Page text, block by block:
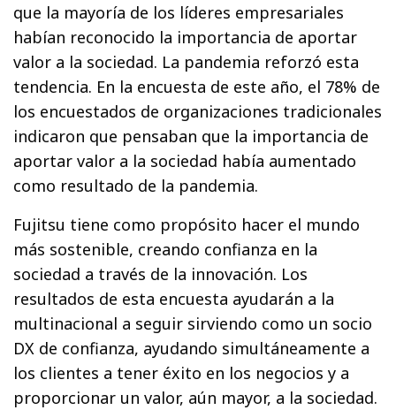
que la mayoría de los líderes empresariales
habían reconocido la importancia de aportar
valor a la sociedad. La pandemia reforzó esta
tendencia. En la encuesta de este año, el 78% de
los encuestados de organizaciones tradicionales
indicaron que pensaban que la importancia de
aportar valor a la sociedad había aumentado
como resultado de la pandemia.
Fujitsu tiene como propósito hacer el mundo
más sostenible, creando confianza en la
sociedad a través de la innovación. Los
resultados de esta encuesta ayudarán a la
multinacional a seguir sirviendo como un socio
DX de confianza, ayudando simultáneamente a
los clientes a tener éxito en los negocios y a
proporcionar un valor, aún mayor, a la sociedad.